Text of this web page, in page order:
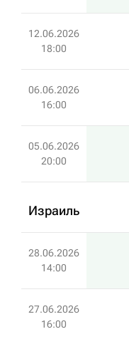
12.06.2026
18:00
06.06.2026
16:00
05.06.2026
20:00
Израиль
28.06.2026
14:00
27.06.2026
16:00